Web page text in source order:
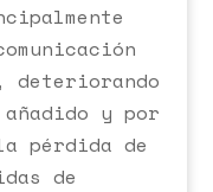
y por
pérdida de
de